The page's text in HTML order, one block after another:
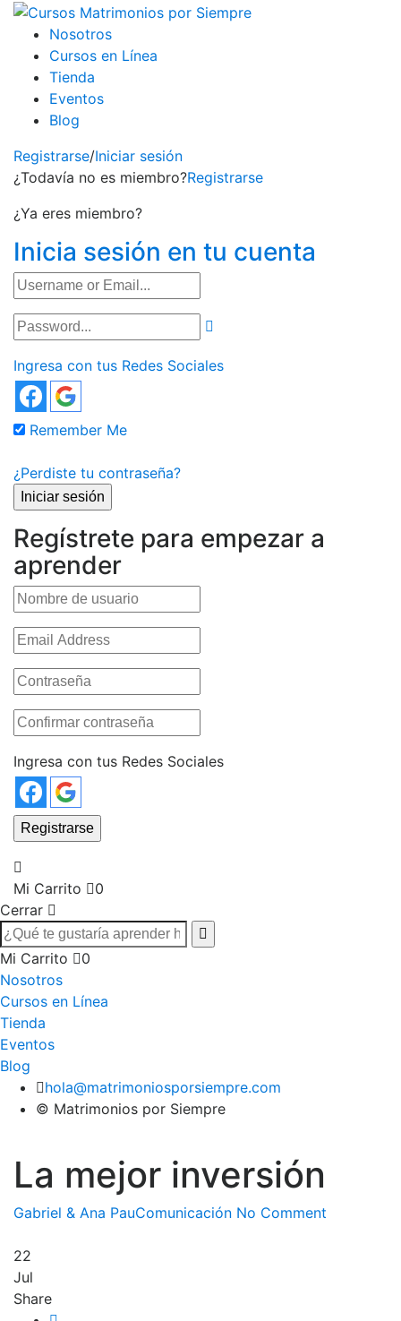
Nosotros
Cursos en Línea
Tienda
Eventos
Blog
Registrarse/Iniciar sesión
¿Todavía no es miembro?Registrarse
¿Ya eres miembro?
Inicia sesión en tu cuenta
Ingresa con tus Redes Sociales
Remember Me
¿Perdiste tu contraseña?
Regístrete para empezar a
aprender
Ingresa con tus Redes Sociales
Mi Carrito
0
Cerrar
Mi Carrito
0
Nosotros
Cursos en Línea
Tienda
Eventos
Blog
hola@matrimoniosporsiempre.com
© Matrimonios por Siempre
La mejor inversión
Gabriel & Ana PauComunicación No Comment
22
Jul
Share